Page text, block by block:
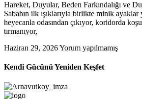
Hareket, Duyular, Beden Farkındalığı ve
Sabahın ilk ışıklarıyla birlikte minik
heyecanla odasından çıkıyor, koridorda
tırmanıyor,
Haziran 29, 2026Yorum yapılmamış
Kendi Gücünü Yeniden Keşfet